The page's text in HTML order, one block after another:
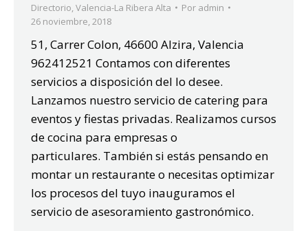
Directorio Valencia-La Ribera Alta Por admin
26 noviembre, 2018
51, Carrer Colon, 46600 Alzira, Valencia
962412521 Contamos con diferentes
servicios a disposición del lo desee.
Lanzamos nuestro servicio de catering para
eventos y fiestas privadas. Realizamos cursos
de cocina para empresas o
particulares. También si estás pensando en
montar un restaurante o necesitas optimizar
los procesos del tuyo inauguramos el
servicio de asesoramiento gastronómico.